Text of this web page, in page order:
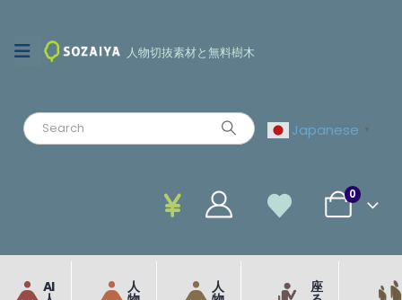
人物切抜素材と無料樹木
Japanese ▼
0
AI 人 人 座